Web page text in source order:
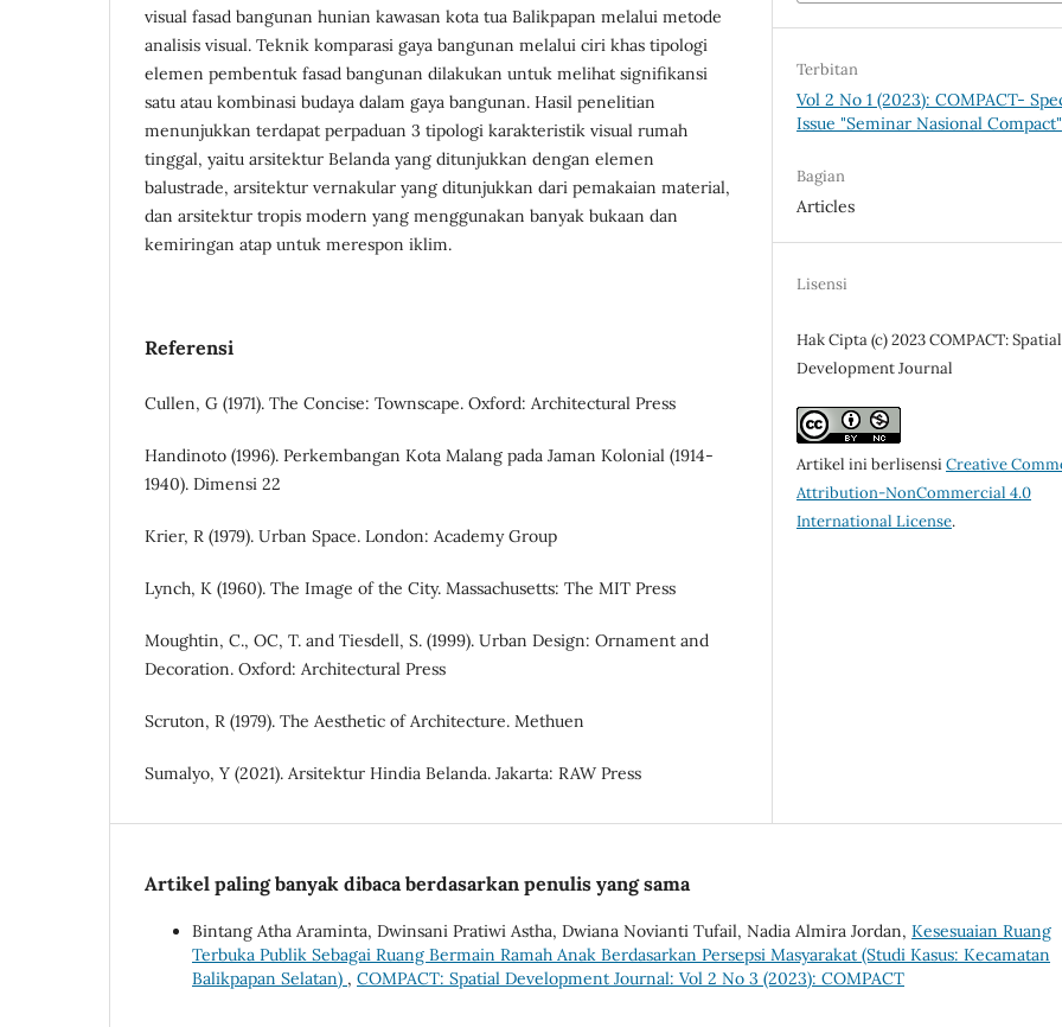
visual fasad bangunan hunian kawasan kota tua Balikpapan melalui metode
analisis visual. Teknik komparasi gaya bangunan melalui ciri khas tipologi
elemen pembentuk fasad bangunan dilakukan untuk melihat signifikansi
satu atau kombinasi budaya dalam gaya bangunan. Hasil penelitian
menunjukkan terdapat perpaduan 3 tipologi karakteristik visual rumah
tinggal, yaitu arsitektur Belanda yang ditunjukkan dengan elemen
balustrade, arsitektur vernakular yang ditunjukkan dari pemakaian material,
dan arsitektur tropis modern yang menggunakan banyak bukaan dan
kemiringan atap untuk merespon iklim.
Referensi
Cullen, G (1971). The Concise: Townscape. Oxford: Architectural Press
Handinoto (1996). Perkembangan Kota Malang pada Jaman Kolonial (1914-
1940). Dimensi 22
Krier, R (1979). Urban Space. London: Academy Group
Lynch, K (1960). The Image of the City. Massachusetts: The MIT Press
Moughtin, C., OC, T. and Tiesdell, S. (1999). Urban Design: Ornament and
Decoration. Oxford: Architectural Press
Scruton, R (1979). The Aesthetic of Architecture. Methuen
Sumalyo, Y (2021). Arsitektur Hindia Belanda. Jakarta: RAW Press
Terbitan
Vol 2 No 1 (2023): COMPACT-
Issue "Seminar Nasional Compact"
Bagian
Articles
Lisensi
Hak Cipta (c) 2023 COMPACT: Spatial
Development Journal
Artikel ini berlisensiCreative
Attribution-NonCommercial 4.0
International License.
Artikel paling banyak dibaca berdasarkan penulis yang sama
Bintang Atha Araminta, Dwinsani Pratiwi Astha, Dwiana Novianti Tufail, Nadia Almira Jordan, Kesesuaian Ruang
Terbuka Publik Sebagai Ruang Bermain Ramah Anak Berdasarkan Persepsi Masyarakat (Studi Kasus: Kecamatan
Balikpapan Selatan) , COMPACT: Spatial Development Journal: Vol 2 No 3 (2023): COMPACT